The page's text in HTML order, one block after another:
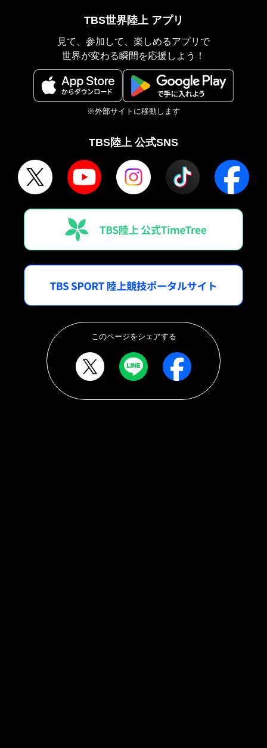
TBS世界陸上 アプリ
見て、参加して、楽しめるアプリで
世界が変わる瞬間を応援しよう！
※外部サイトに移動します
TBS陸上 公式SNS
このページをシェアする